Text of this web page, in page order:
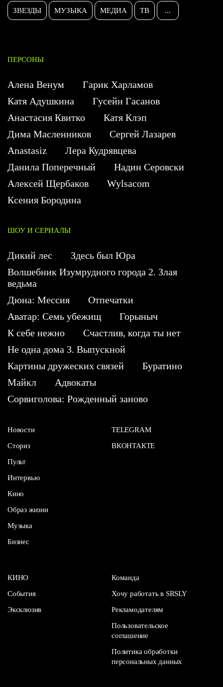
ЗВЕЗДЫ МУЗЫКА МЕДИА ТВ ...
ПЕРСОНЫ
Алена Венум
Гарик Харламов
Катя Адушкина
Гусейн Гасанов
Анастасия Квитко
Катя Клэп
Дима Масленников
Сергей Лазарев
Anastasiz
Лера Кудрявцева
Данила Поперечный
Надин Серовски
Алексей Щербаков
Wylsacom
Ксения Бородина
ШОУ И СЕРИАЛЫ
Дикий лес
Здесь был Юра
Волшебник Изумрудного города 2. Злая
ведьма
Дюна: Мессия
Отпечатки
Аватар: Семь убежищ
Горыныч
К себе нежно
Счастлив, когда ты нет
Не одна дома 3. Выпускной
Картины дружеских связей
Буратино
Майкл
Адвокаты
Сорвиголова: Рожденный заново
Новости
Сториз
Пульт
Интервью
Кино
Образ жизни
Музыка
Бизнес
TELEGRAM
ВКОНТАКТЕ
КИНО
События
Эксклюзив
Команда
Хочу работать в SRSLY
Рекламодателям
Пользовательское
соглашение
Политика обработки
персональных данных